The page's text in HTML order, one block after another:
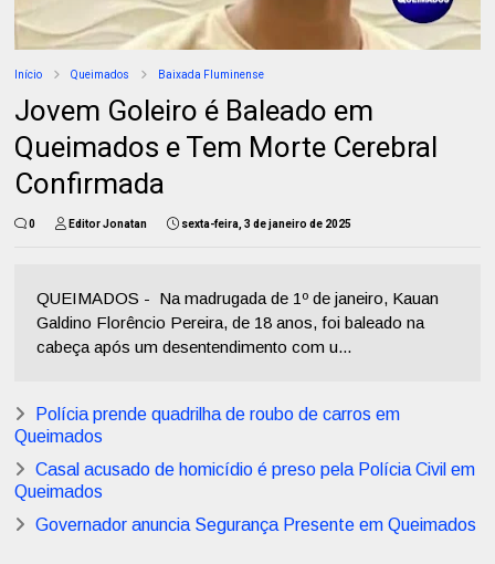
Início Queimados Baixada Fluminense
Jovem Goleiro é Baleado em
Queimados e Tem Morte Cerebral
Confirmada
0 Editor Jonatan sexta-feira, 3 de janeiro de 2025
QUEIMADOS - Na madrugada de 1º de janeiro, Kauan
Galdino Florêncio Pereira, de 18 anos, foi baleado na
cabeça após um desentendimento com u...
Polícia prende quadrilha de roubo de carros em
Queimados
Casal acusado de homicídio é preso pela Polícia Civil em
Queimados
Governador anuncia Segurança Presente em Queimados